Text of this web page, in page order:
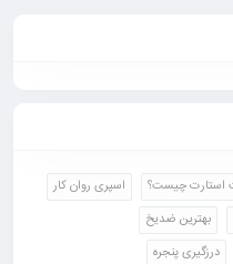
استارت چیست؟
اسپری روان کار
بهترین ضدیخ
درزگیری پنجره